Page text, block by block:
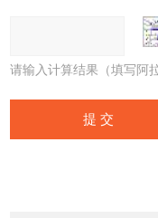
请输入计算结果（填写阿